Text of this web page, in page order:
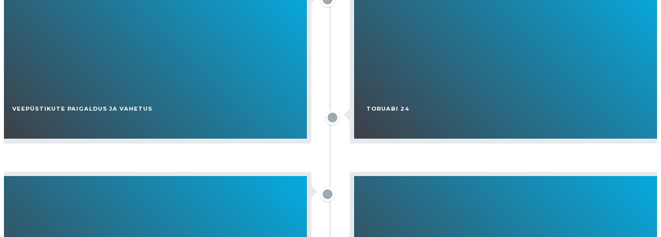
VEEPÜSTIKUTE PAIGALDUS JA VAHETUS TORUABI 24